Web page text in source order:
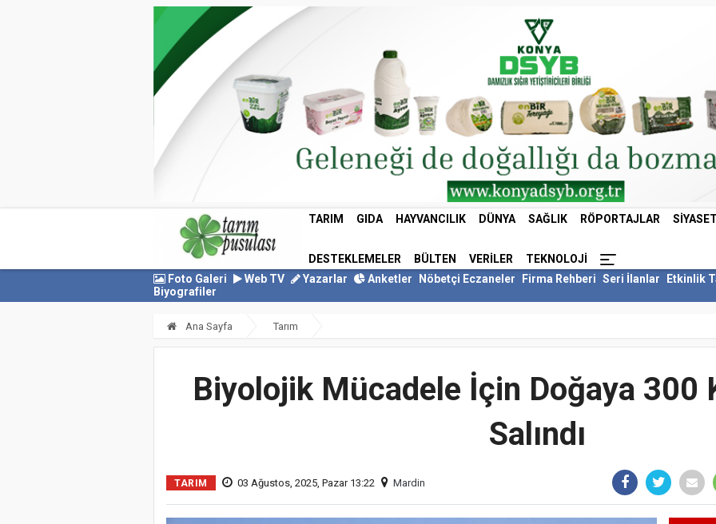
TARIM GIDA HAYVANCILIK DÜNYA SAĞLIK RÖPORTAJLAR SIYASET
DESTEKLEMELER BÜLTEN VERILER
TEKNOLOJI
Foto Galeri
Web TV Yazarlar Anketler Nöbetçi Eczaneler Firma Rehberi Seri İlanlar
Etkinlik
Biyografiler
Ana Sayfa Tarım
Biyolojik Mücadele İçin Doğaya 300
Salındı
TARIM 03 Ağustos, 2025, Pazar 13:22 Mardin